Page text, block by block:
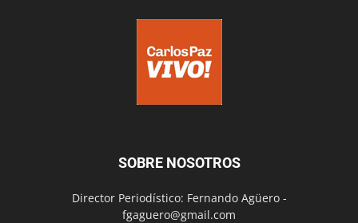
SOBRE NOSOTROS
Director Periodístico: Fernando Agüero -
fgaguero@gmail.com